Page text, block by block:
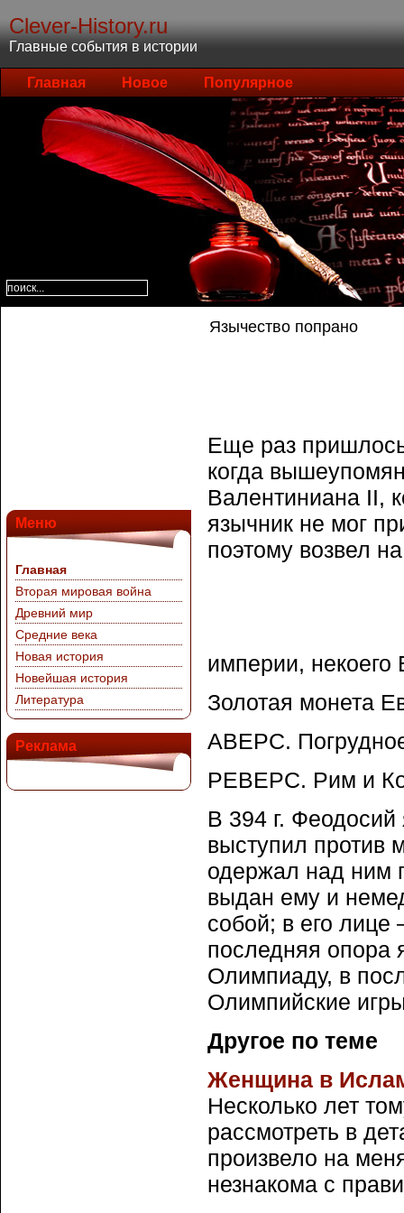
Clever-History.ru
Главные события в истории
Главная Новое Популярное
Меню
Главная
Вторая мировая война
Древний мир
Средние века
Новая история
Новейшая история
Литература
Реклама
Язычество попрано
Еще раз
когда
Валентиниана II,
язычник не мог
поэтому возвел
империи, некоего
Золотая монета
АВЕРС.
РЕВЕРС. Рим и
В 394 г.
выступил против
одержал над ним
выдан ему и
собой; в его
последняя опора
Олимпиаду, в
Олимпийские
Другое по теме
Женщина в
Несколько лет
рассмотреть в
произвело на
незнакома с